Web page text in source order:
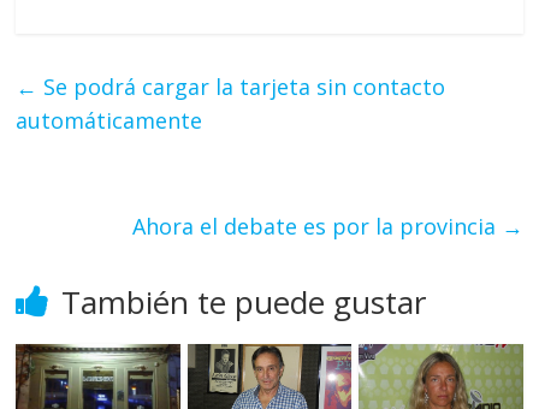
← Se podrá cargar la tarjeta sin contacto
automáticamente
Ahora el debate es por la provincia →
También te puede gustar